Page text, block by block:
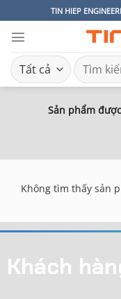
qua
nội
dung
TIN HIEP
Tìm
kiếm:
Sản phẩm
Không tìm thấy sản
Khách